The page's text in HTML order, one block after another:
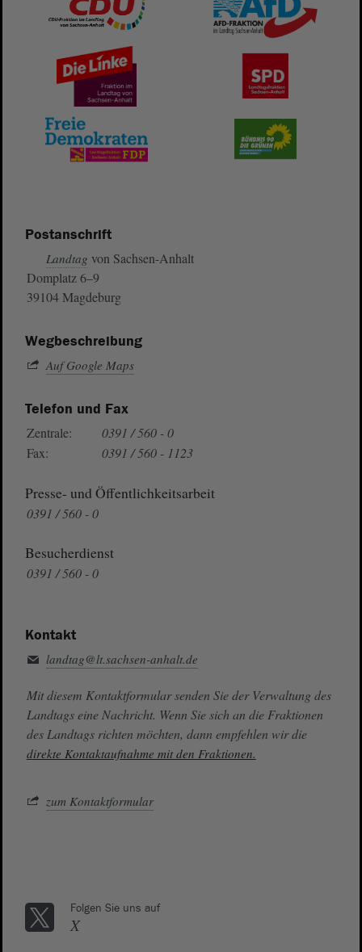
Postanschrift
Landtag von Sachsen-Anhalt
Domplatz 6–9
39104 Magdeburg
Wegbeschreibung
Auf Google Maps
Telefon und Fax
Zentrale:
0391 / 560 - 0
Fax:
0391 / 560 - 1123
Presse- und Öffentlichkeitsarbeit
0391 / 560 - 0
Besucherdienst
0391 / 560 - 0
Kontakt
landtag@lt.sachsen-anhalt.de
Mit diesem Kontaktformular senden Sie der Verwaltung des
Landtags eine Nachricht. Wenn Sie sich an die Fraktionen
des Landtags richten möchten, dann empfehlen wir die
direkte Kontaktaufnahme mit den Fraktionen.
zum Kontaktformular
Folgen Sie uns auf
X